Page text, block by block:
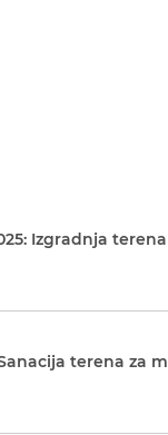
Izgradnja
terena za